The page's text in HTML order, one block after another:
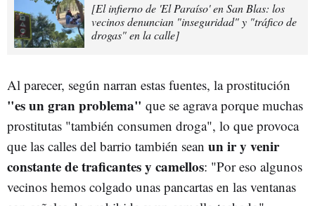
[El infierno de 'El Paraíso' en San Blas: los
vecinos denuncian "inseguridad" y "tráfico de
drogas" en la calle]
Al parecer, según narran estas fuentes, la prostitución
"es un gran problema" que se agrava porque muchas
prostitutas "también consumen droga", lo que provoca
que las calles del barrio también sean un ir y venir
constante de traficantes y camellos: "Por eso algunos
vecinos hemos colgado unas pancartas en las ventanas